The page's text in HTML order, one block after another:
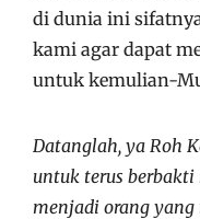
di dunia ini
kami agar dapat
untuk kemulian-
Datanglah, ya Roh
untuk terus
menjadi orang